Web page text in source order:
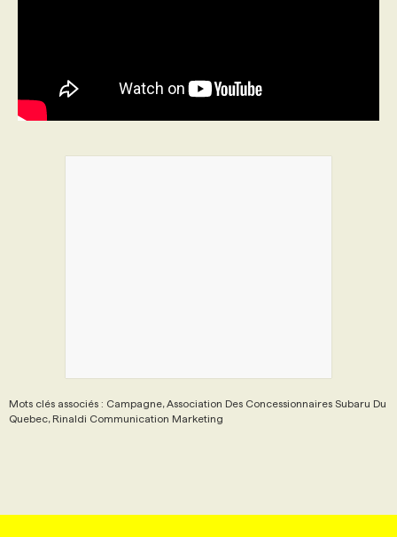
Mots clés associés : Campagne, Association Des Concessionnaires Subaru Du
Quebec, Rinaldi Communication Marketing